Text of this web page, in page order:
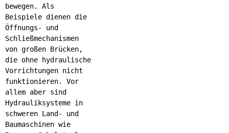
bewegen. Als
Beispiele dienen die
Öffnungs- und
Schließmechanismen
von großen Brücken,
die ohne hydraulische
Vorrichtungen nicht
funktionieren. Vor
allem aber sind
Hydrauliksysteme in
schweren Land- und
Baumaschinen wie